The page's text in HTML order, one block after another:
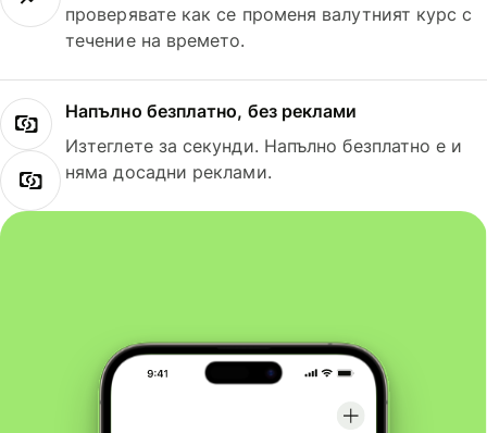
проверявате как се променя валутният курс с
течение на времето.
Напълно безплатно, без реклами
Изтеглете за секунди. Напълно безплатно е и
няма досадни реклами.